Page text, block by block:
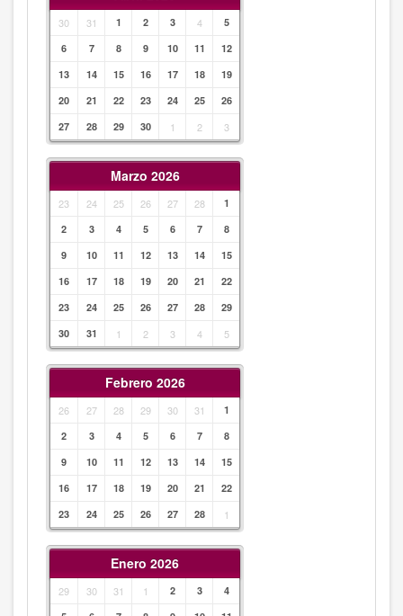
30 31 1 2 3 4
5
6
7 8 9 10 11
12
13
14 15 16 17 18
19
20
21 22 23 24 25
26
27
28 29 30 1 2 3
Marzo 2026
23 24 25 26 27 28
1
2
3 4 5 6 7
8
9
10 11 12 13 14
15
16
17 18 19 20 21
22
23
24 25 26 27 28
29
30
31 1 2 3 4 5
Febrero 2026
26 27 28 29 30 31
1
2
3 4 5 6 7
8
9
10 11 12 13 14
15
16
17 18 19 20 21
22
23
24 25 26 27 28 1
Enero 2026
29 30 31 1 2 3
4